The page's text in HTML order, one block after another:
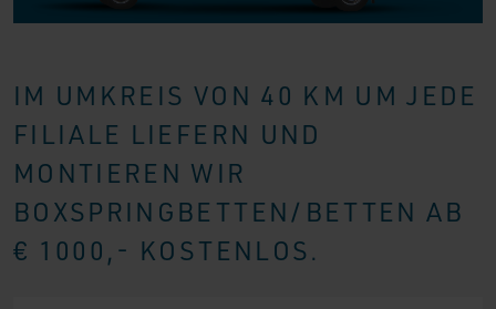
IM UMKREIS VON 40 KM UM JEDE
FILIALE LIEFERN UND
MONTIEREN WIR
BOXSPRINGBETTEN/BETTEN AB
€ 1000,- KOSTENLOS.